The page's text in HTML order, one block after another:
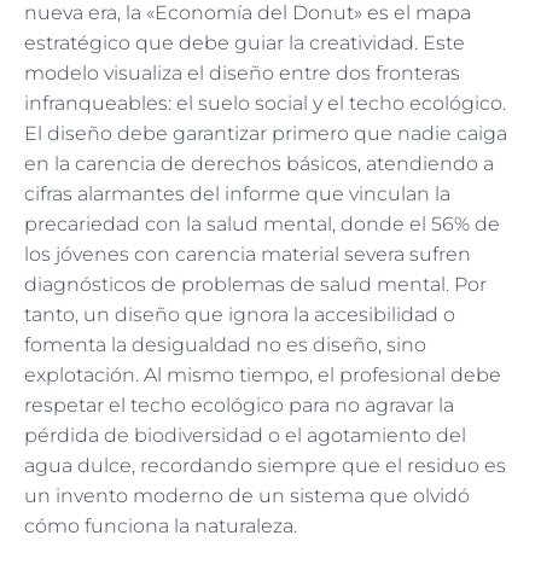
nueva era, la «Economía del Donut» es el mapa
estratégico que debe guiar la creatividad. Este
modelo visualiza el diseño entre dos fronteras
infranqueables: el suelo social y el techo ecológico.
El diseño debe garantizar primero que nadie caiga
en la carencia de derechos básicos, atendiendo a
cifras alarmantes del informe que vinculan la
precariedad con la salud mental, donde el 56% de
los jóvenes con carencia material severa sufren
diagnósticos de problemas de salud mental. Por
tanto, un diseño que ignora la accesibilidad o
fomenta la desigualdad no es diseño, sino
explotación. Al mismo tiempo, el profesional debe
respetar el techo ecológico para no agravar la
pérdida de biodiversidad o el agotamiento del
agua dulce, recordando siempre que el residuo es
un invento moderno de un sistema que olvidó
cómo funciona la naturaleza.